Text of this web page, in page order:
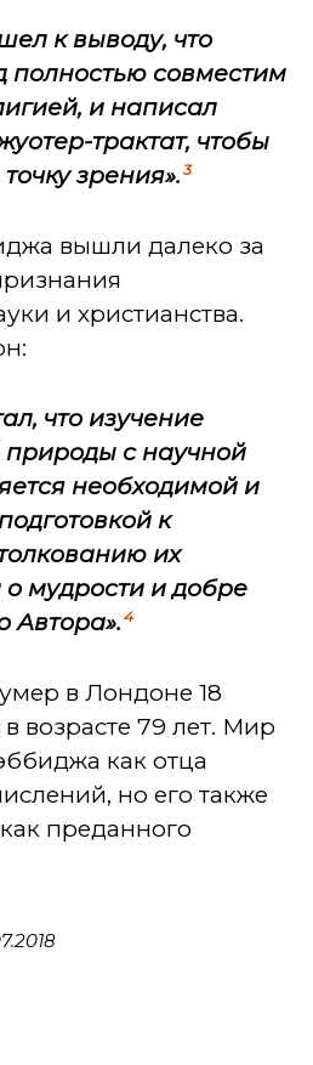
к выводу, что
полностью совместим
и написал
трактат, чтобы
зрения». 3
вышли далеко за
и христианства.
что изучение
с научной
необходимой и
к
их
о мудрости и добре
Автора». 4
в Лондоне 18
в возрасте 79 лет. Мир
как отца
но его также
преданного